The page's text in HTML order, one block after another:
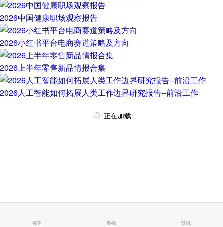
2026中国健康职场观察报告
2026小红书平台电商赛道策略及方向
2026上半年零售新品情报合集
2026人工智能如何拓展人类工作边界研究报告--前沿工作
正在加载
报告 数据 资讯